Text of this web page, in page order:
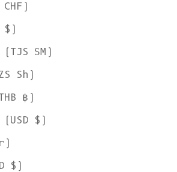
$)
ЅМ)
Sh)
฿)
$)
$)